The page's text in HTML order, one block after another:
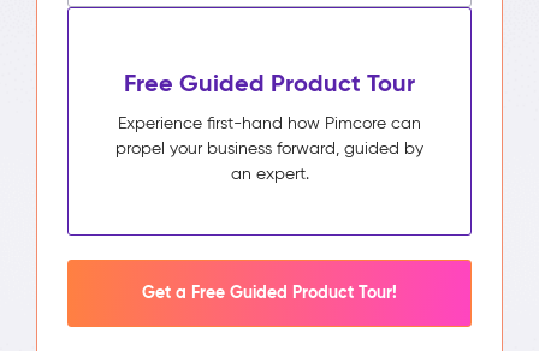
Free Guided Product Tour
Experience first-hand how Pimcore can
propel your business forward, guided by
an expert.
Get a Free Guided Product Tour!